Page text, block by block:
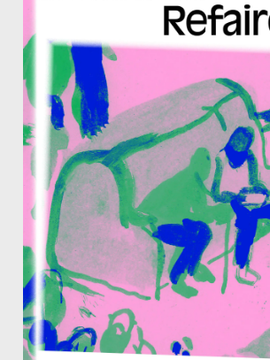
Cette saison 4 parlera d’éducation, de
numérique, d’économie, d’architecture,
d’agriculture, de circulations, de respect,
consentement, d’intelligence artificielle, des
arbres et des oiseaux. Nous essaierons
parfois d’en rire.